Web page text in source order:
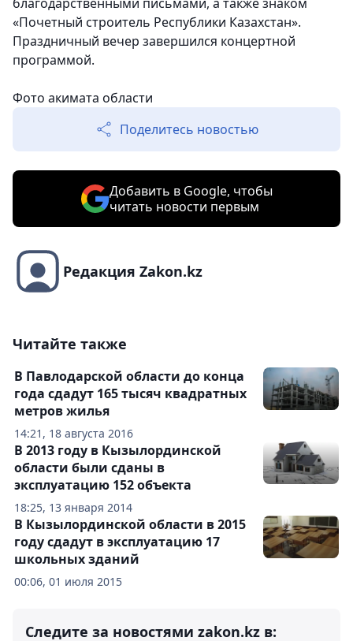
«Почетный строитель Республики Казахстан».
Праздничный вечер завершился концертной
программой.
Фото акимата области
Поделитесь новостью
Добавить в Google, чтобы
читать новости первым
Редакция Zakon.kz
Читайте также
14:21, 18 августа 2016
В Павлодарской области до конца
года сдадут 165 тысяч квадратных
метров жилья
18:25, 13 января 2014
В 2013 году в Кызылординской
области были сданы в
эксплуатацию 152 объекта
00:06, 01 июля 2015
В Кызылординской области в 2015
году сдадут в эксплуатацию 17
школьных зданий
Следите за новостями zakon.kz в: